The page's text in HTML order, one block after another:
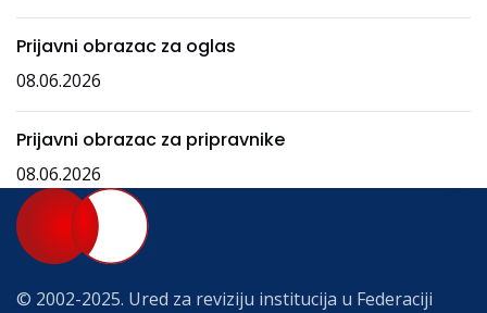
Prijavni obrazac za oglas
08.06.2026
Prijavni obrazac za pripravnike
08.06.2026
© 2002-2025. Ured za reviziju institucija u Federaciji